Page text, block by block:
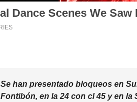
Se han presentado bloqueos en
Fontibón, en la 24 con cl 45 y en la